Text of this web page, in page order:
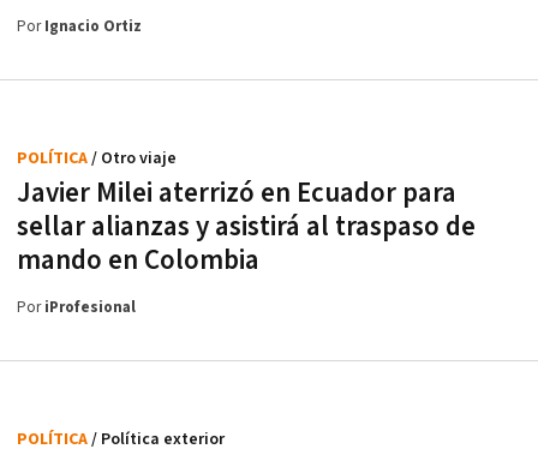
PorIgnacio Ortiz
Javier Milei aterrizó en Ecuador para
sellar alianzas y asistirá al traspaso de
mando en Colombia
POLÍTICA/ Otro viaje
PoriProfesional
POLÍTICA/ Política exterior